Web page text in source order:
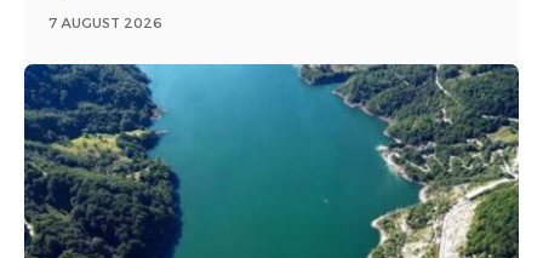
7 AUGUST 2026